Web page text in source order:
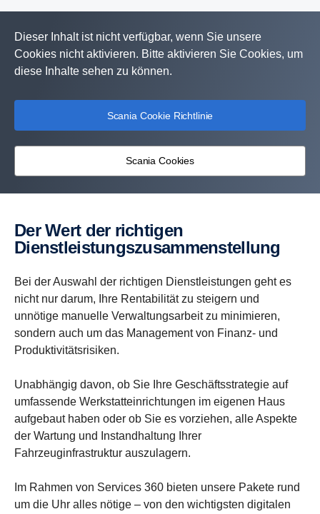
Dieser Inhalt ist nicht verfügbar, wenn Sie unsere
Cookies nicht aktivieren. Bitte aktivieren Sie Cookies, um
diese Inhalte sehen zu können.
Scania Cookie Richtlinie
Scania Cookies
Der Wert der richtigen
Dienstleistungszusammenstellung
Bei der Auswahl der richtigen Dienstleistungen geht es
nicht nur darum, Ihre Rentabilität zu steigern und
unnötige manuelle Verwaltungsarbeit zu minimieren,
sondern auch um das Management von Finanz- und
Produktivitätsrisiken.
Unabhängig davon, ob Sie Ihre Geschäftsstrategie auf
umfassende Werkstatteinrichtungen im eigenen Haus
aufgebaut haben oder ob Sie es vorziehen, alle Aspekte
der Wartung und Instandhaltung Ihrer
Fahrzeuginfrastruktur auszulagern.
Im Rahmen von Services 360 bieten unsere Pakete rund
um die Uhr alles nötige – von den wichtigsten digitalen